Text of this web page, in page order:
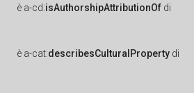
è a-cd:isAuthorshipAttributionOf di
è a-cat:describesCulturalProperty di